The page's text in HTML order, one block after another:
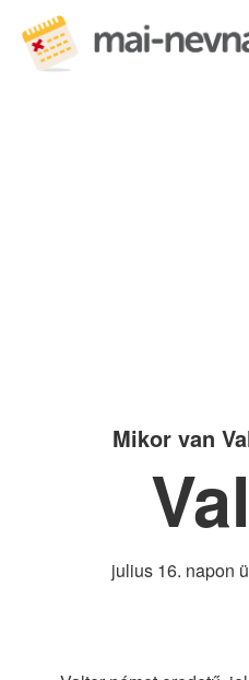
Mikor van
julius 16. napon